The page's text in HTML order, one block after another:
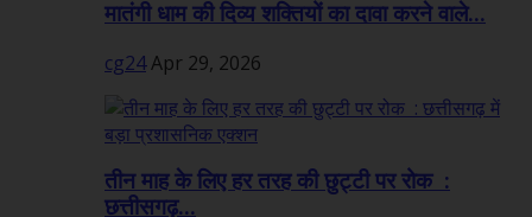
मातंगी धाम की दिव्य शक्तियों का दावा करने वाले...
cg24Apr 29, 2026
तीन माह के लिए हर तरह की छुट्टी पर रोक :
छत्तीसगढ़...